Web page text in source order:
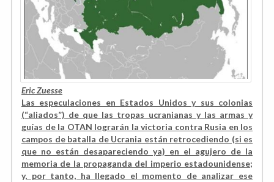
Eric Zuesse
Las especulaciones en Estados Unidos y sus colonias
(“aliados”) de que las tropas ucranianas y las armas y
guías de la OTAN lograrán la victoria contra Rusia en los
campos de batalla de Ucrania están retrocediendo (si es
que no están desapareciendo ya) en el agujero de la
memoria de la propaganda del imperio estadounidense;
y, por tanto, ha llegado el momento de analizar ese